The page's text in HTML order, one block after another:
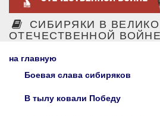
СИБИРЯКИ В
ОТЕЧЕСТВЕННОЙ ВОЙНЕ
на главную
Боевая слава сибиряков
В тылу ковали Победу